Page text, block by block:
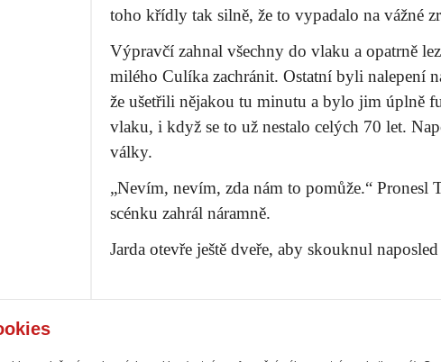
toho křídly tak silně, že to vypadalo na vážné
Výpravčí zahnal všechny do vlaku a opatrně
milého Culíka zachránit. Ostatní byli nalepení
že ušetřili nějakou tu minutu a bylo jim úplně
vlaku, i když se to už nestalo celých 70 let.
války.
„Nevím, nevím, zda nám to pomůže.“ Pronesl
scénku zahrál náramně.
Jarda otevře ještě dveře, aby skouknul
Nazdááááááááááááááárek!